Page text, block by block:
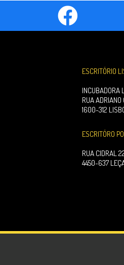
ESCRITÓRIO
INCUBADORA
RUA ADRIANO
1600-312
ESCRITÓRO
RUA CIDRAL
4450-637